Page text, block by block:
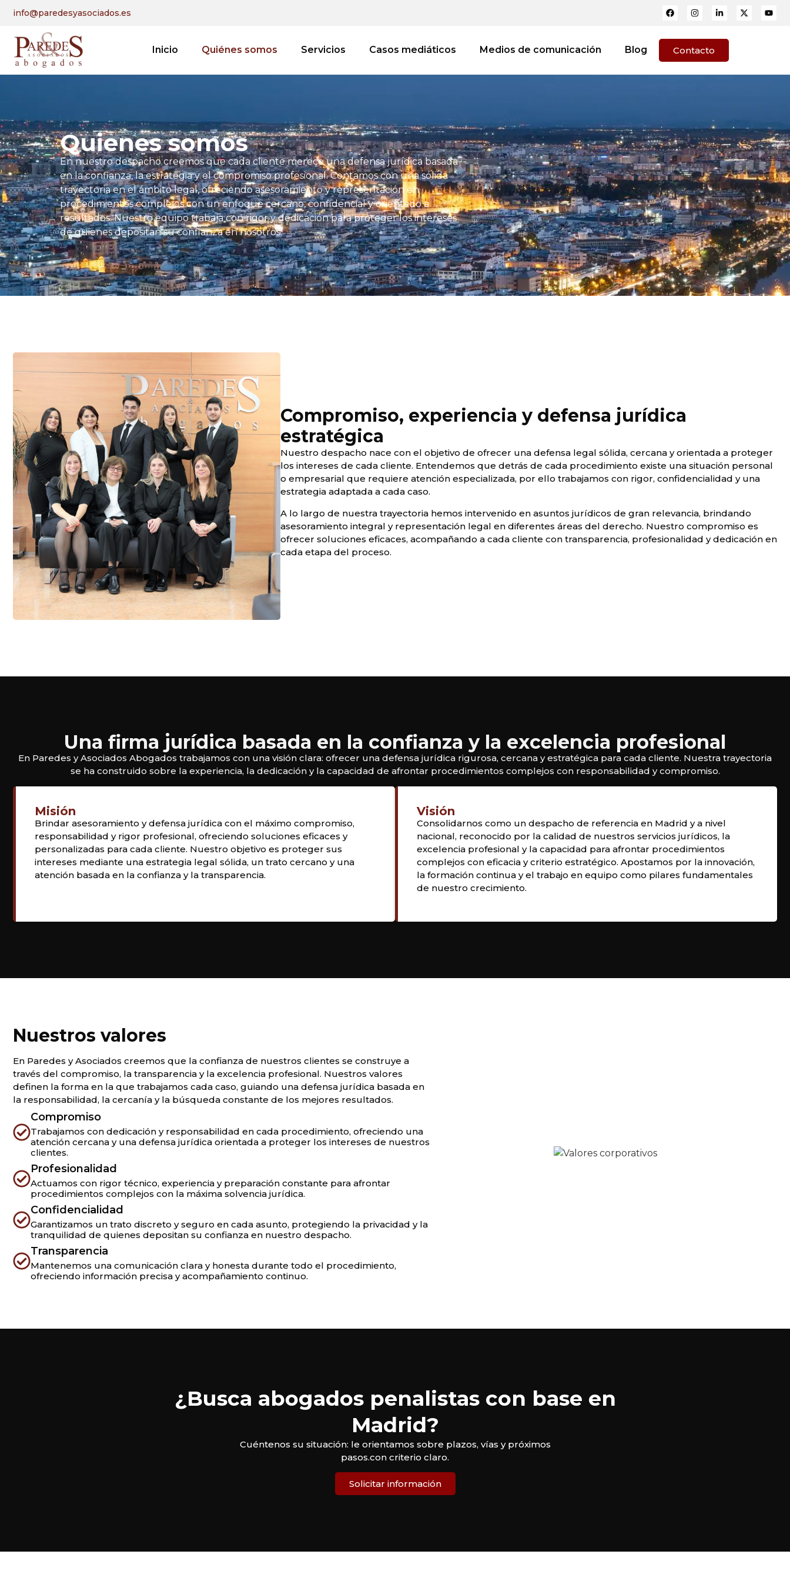
info@paredesyasociados.es
Inicio Quiénes somos Servicios Casos mediáticos Medios de comunicación Blog Contacto
Quienes somos
En nuestro despacho creemos que cada cliente merece una defensa jurídica basada
en la confianza, la estrategia y el compromiso profesional. Contamos con una sólida
trayectoria en el ámbito legal, ofreciendo asesoramiento y representación en
procedimientos complejos con un enfoque cercano, confidencial y orientado a
resultados. Nuestro equipo trabaja con rigor y dedicación para proteger los intereses
de quienes depositan su confianza en nosotros.
Compromiso, experiencia y defensa jurídica
estratégica
Nuestro despacho nace con el objetivo de ofrecer una defensa legal sólida, cercana y orientada a proteger
los intereses de cada cliente. Entendemos que detrás de cada procedimiento existe una situación personal
o empresarial que requiere atención especializada, por ello trabajamos con rigor, confidencialidad y una
estrategia adaptada a cada caso.
A lo largo de nuestra trayectoria hemos intervenido en asuntos jurídicos de gran relevancia, brindando
asesoramiento integral y representación legal en diferentes áreas del derecho. Nuestro compromiso es
ofrecer soluciones eficaces, acompañando a cada cliente con transparencia, profesionalidad y dedicación en
cada etapa del proceso.
Una firma jurídica basada en la confianza y la excelencia profesional
En Paredes y Asociados Abogados trabajamos con una visión clara: ofrecer una defensa jurídica rigurosa, cercana y estratégica para cada cliente. Nuestra trayectoria
se ha construido sobre la experiencia, la dedicación y la capacidad de afrontar procedimientos complejos con responsabilidad y compromiso.
Misión
Brindar asesoramiento y defensa jurídica con el máximo compromiso,
responsabilidad y rigor profesional, ofreciendo soluciones eficaces y
personalizadas para cada cliente. Nuestro objetivo es proteger sus
intereses mediante una estrategia legal sólida, un trato cercano y una
atención basada en la confianza y la transparencia.
Visión
Consolidarnos como un despacho de referencia en Madrid y a nivel
nacional, reconocido por la calidad de nuestros servicios jurídicos, la
excelencia profesional y la capacidad para afrontar procedimientos
complejos con eficacia y criterio estratégico. Apostamos por la innovación,
la formación continua y el trabajo en equipo como pilares fundamentales
de nuestro crecimiento.
Nuestros valores
En Paredes y Asociados creemos que la confianza de nuestros clientes se construye a
través del compromiso, la transparencia y la excelencia profesional. Nuestros valores
definen la forma en la que trabajamos cada caso, guiando una defensa jurídica basada en
la responsabilidad, la cercanía y la búsqueda constante de los mejores resultados.
Compromiso
Trabajamos con dedicación y responsabilidad en cada procedimiento, ofreciendo una
atención cercana y una defensa jurídica orientada a proteger los intereses de nuestros
clientes.
Profesionalidad
Actuamos con rigor técnico, experiencia y preparación constante para afrontar
procedimientos complejos con la máxima solvencia jurídica.
Confidencialidad
Garantizamos un trato discreto y seguro en cada asunto, protegiendo la privacidad y la
tranquilidad de quienes depositan su confianza en nuestro despacho.
Transparencia
Mantenemos una comunicación clara y honesta durante todo el procedimiento,
ofreciendo información precisa y acompañamiento continuo.
¿Busca abogados penalistas con base en
Madrid?
Cuéntenos su situación: le orientamos sobre plazos, vías y próximos
pasos.con criterio claro.
Solicitar información